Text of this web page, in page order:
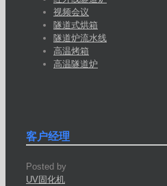
视频会议
隧道式烘箱
隧道炉流水线
高温烤箱
高温隧道炉
客户经理
Posted by
UV固化机